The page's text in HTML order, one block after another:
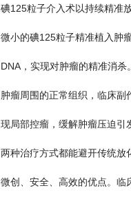
碘125粒子介入术以持续精准
微小的碘125粒子精准植入肿
DNA，实现对肿瘤的精准消
肿瘤周围的正常组织，临床
现局部控瘤，缓解肿瘤压迫引
两种治疗方式都能避开传统放
微创、安全、高效的优点。